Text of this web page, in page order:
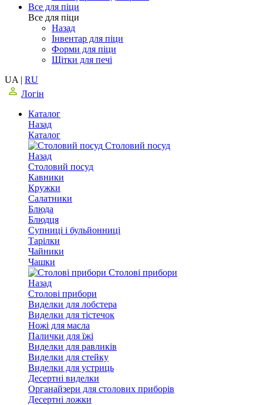
Все для піци
Все для піци
Назад
Інвентар для піци
Форми для піци
Щітки для печі
UA | RU
Логін
Каталог
Назад
Каталог
Столовий посуд
Назад
Столовий посуд
Кавники
Кружки
Салатники
Блюда
Блюдця
Супниці і бульйонниці
Тарілки
Чайники
Чашки
Столові прибори
Назад
Столові прибори
Виделки для лобстера
Виделки для тістечок
Ножі для масла
Палички для їжі
Виделки для равликів
Виделки для стейку
Виделки для устриць
Десертні виделки
Органайзери для столових приборів
Десертні ложки